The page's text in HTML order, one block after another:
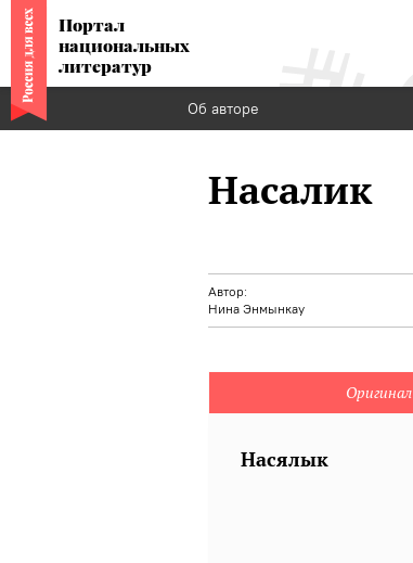
Портал
национальных
литератур
Об авторе
Насалик
Автор:
Нина Энмынкау
Оригинал
Насялык